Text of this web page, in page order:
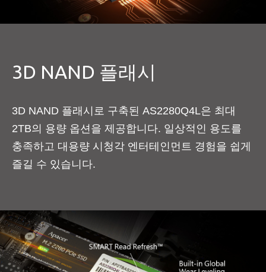
3D NAND 플래시
3D NAND 플래시로 구축된 AS2280Q4L은 최대
2TB의 용량 옵션을 제공합니다. 일상적인 용도를
충족하고 대용량 시청각 엔터테인먼트 경험을 쉽게
즐길 수 있습니다.